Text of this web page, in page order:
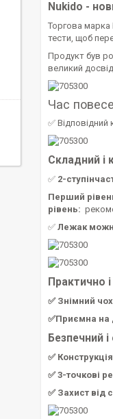
Nukido -
Торгова марка
тести, щоб
Продукт був
великий досвід
Час
✅
Складний і
✅ 2-
Перший
рівень:
✅ Лежак
Практично
✅ Знімний
✅Приємна на
Безпечний
✅
✅ 3-точкові
✅ Захист від